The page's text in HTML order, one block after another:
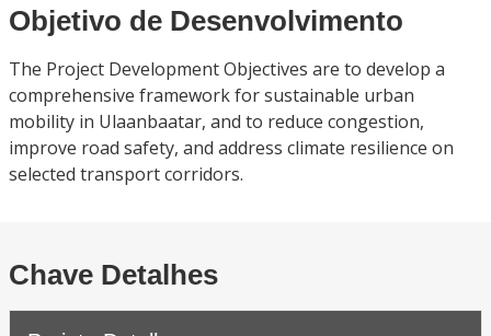
Objetivo de Desenvolvimento
The Project Development Objectives are to develop a
comprehensive framework for sustainable urban
mobility in Ulaanbaatar, and to reduce congestion,
improve road safety, and address climate resilience on
selected transport corridors.
Chave Detalhes